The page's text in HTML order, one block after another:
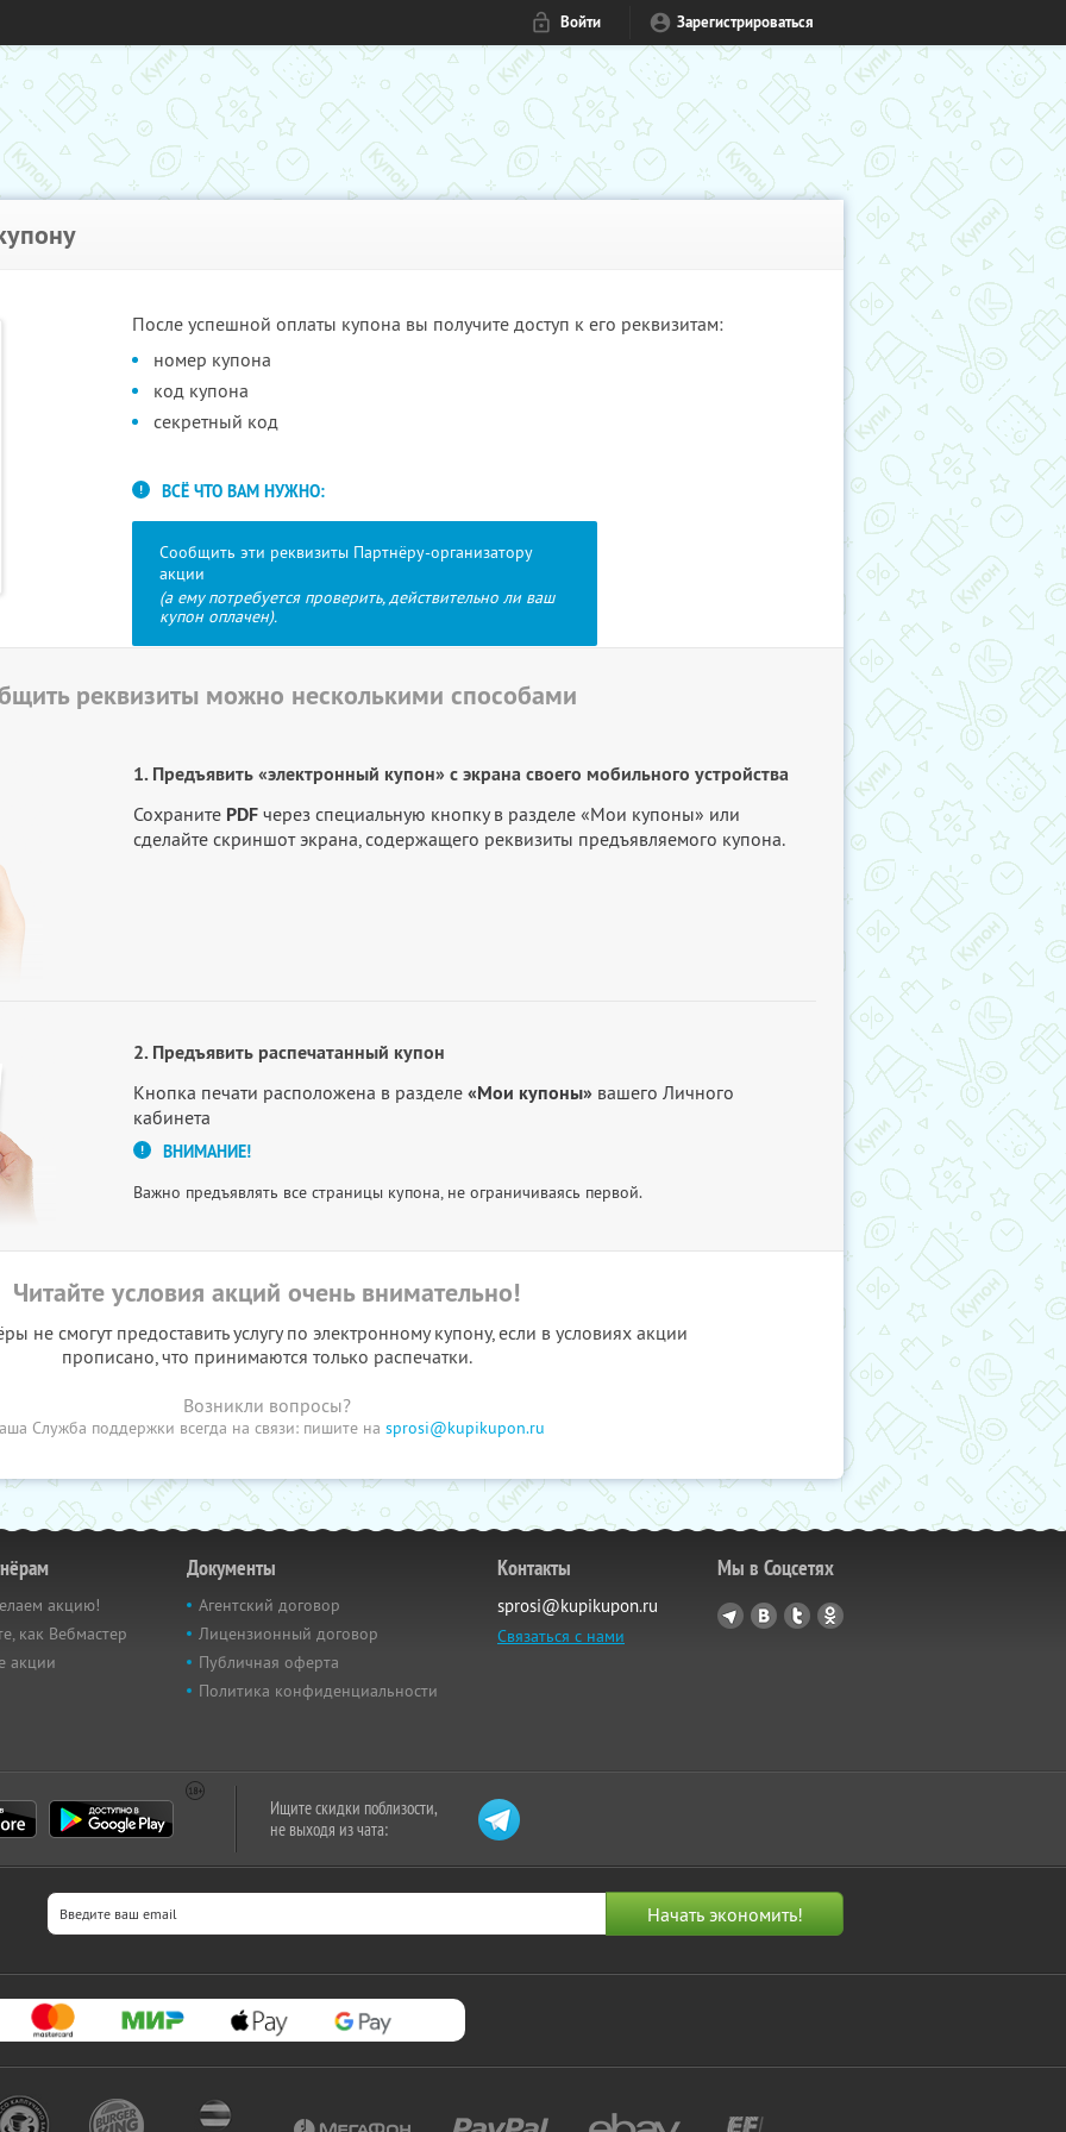
Войти Зарегистрироваться
После успешной оплаты купона вы получите доступ к его реквизитам:
номер купона
код купона
секретный код
ВСЁ ЧТО ВАМ НУЖНО:
Сообщить эти реквизиты Партнёру-организатору
акции
(а ему потребуется проверить, действительно ли ваш
купон оплачен).
реквизиты можно несколькими способами
1. Предъявить «электронный купон» с экрана своего мобильного устройства
Сохраните PDF через специальную кнопку в разделе «Мои купоны» или
сделайте скриншот экрана, содержащего реквизиты предъявляемого купона.
2. Предъявить распечатанный купон
Кнопка печати расположена в разделе «Мои купоны» вашего Личного
кабинета
ВНИМАНИЕ!
Важно предъявлять все страницы купона, не ограничиваясь первой.
Читайте условия акций очень внимательно!
не смогут предоставить услугу по электронному купону, если в условиях акции
прописано, что принимаются только распечатки.
Возникли вопросы?
Служба поддержки всегда на связи: пишите на sprosi@kupikupon.ru
акцию!
как Вебмастер
акции
Документы
Агентский договор
Лицензионный договор
Публичная оферта
Политика конфиденциальности
Контакты
sprosi@kupikupon.ru
Связаться с нами
Мы в Соцсетях
Ищите скидки поблизости,
не выходя из чата: